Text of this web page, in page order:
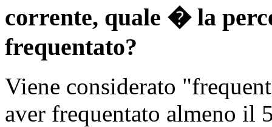
corrente, quale � la
frequentato?
Viene considerato
aver frequentato almeno